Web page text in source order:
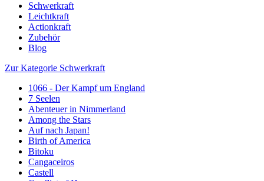
Schwerkraft
Leichtkraft
Actionkraft
Zubehör
Blog
Zur Kategorie Schwerkraft
1066 - Der Kampf um England
7 Seelen
Abenteuer in Nimmerland
Among the Stars
Auf nach Japan!
Birth of America
Bitoku
Cangaceiros
Castell